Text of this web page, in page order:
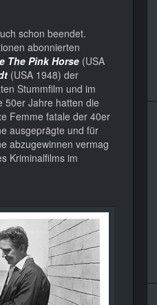
schon beendet.
abonnierten
The Pink Horse (USA
(USA 1948) der
Stummfilm und im
50er Jahre hatten die
Femme fatale der 40er
ausgeprägte und für
abzugewinnen vermag
Kriminalfilms im